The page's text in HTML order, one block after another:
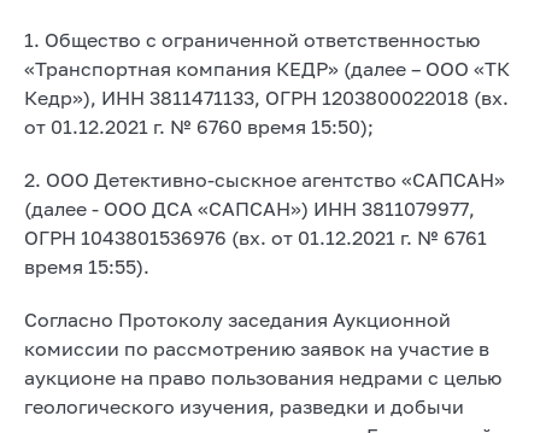
1. Общество с ограниченной ответственностью
«Транспортная компания КЕДР» (далее – ООО «ТК
Кедр»), ИНН 3811471133, ОГРН 1203800022018 (вх.
от 01.12.2021 г. № 6760 время 15:50);
2. ООО Детективно-сыскное агентство «САПСАН»
(далее - ООО ДСА «САПСАН») ИНН 3811079977,
ОГРН 1043801536976 (вх. от 01.12.2021 г. № 6761
время 15:55).
Согласно Протоколу заседания Аукционной
комиссии по рассмотрению заявок на участие в
аукционе на право пользования недрами с целью
геологического изучения, разведки и добычи